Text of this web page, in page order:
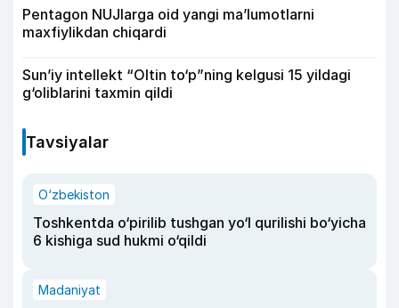
Pentagon NUJlarga oid yangi maʼlumotlarni
maxfiylikdan chiqardi
Sun’iy intellekt “Oltin to‘p”ning kelgusi 15 yildagi
g‘oliblarini taxmin qildi
Tavsiyalar
O‘zbekiston
Toshkentda o‘pirilib tushgan yo‘l qurilishi bo‘yicha
6 kishiga sud hukmi o‘qildi
Madaniyat